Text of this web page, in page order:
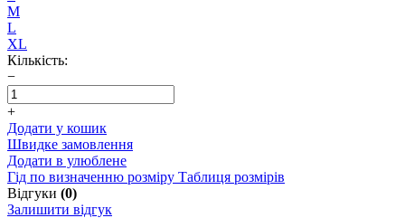
M
L
XL
Кількість:
−
+
Додати у кошик
Швидке замовлення
Додати в улюблене
Гід по визначенню розміру Таблиця розмірів
Відгуки (0)
Залишити відгук